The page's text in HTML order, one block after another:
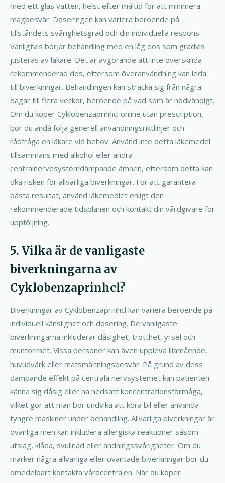
med ett glas vatten, helst efter måltid för att minimera
magbesvär. Doseringen kan variera beroende på
tillståndets svårighetsgrad och din individuella respons.
Vanligtvis börjar behandling med en låg dos som gradvis
justeras av läkare. Det är avgörande att inte överskrida
rekommenderad dos, eftersom överanvändning kan leda
till biverkningar. Behandlingen kan sträcka sig från några
dagar till flera veckor, beroende på vad som är nödvändigt.
Om du köper Cyklobenzaprinhcl online utan prescription,
bör du ändå följa generell användningsriktlinjer och
rådfråga en läkare vid behov. Använd inte detta läkemedel
tillsammans med alkohol eller andra
centralnervesystemdämpande ämnen, eftersom detta kan
öka risken för allvarliga biverkningar. För att garantera
bästa resultat, använd läkemedlet enligt den
rekommenderade tidsplanen och kontakt din vårdgivare för
uppföljning.
5. Vilka är de vanligaste
biverkningarna av
Cyklobenzaprinhcl?
Biverkningar av Cyklobenzaprinhcl kan variera beroende på
individuell känslighet och dosering. De vanligaste
biverkningarna inkluderar dåsighet, trötthet, yrsel och
muntorrhet. Vissa personer kan även uppleva illamående,
huvudvärk eller matsmältningsbesvär. På grund av dess
dämpande effekt på centrala nervsystemet kan patienten
känna sig dåsig eller ha nedsatt koncentrationsförmåga,
vilket gör att man bör undvika att köra bil eller använda
tyngre maskiner under behandling. Allvarliga biverkningar är
ovanliga men kan inkludera allergiska reaktioner såsom
utslag, klåda, svullnad eller andningssvårigheter. Om du
märker några allvarliga eller oväntade biverkningar bör du
omedelbart kontakta vårdcentralen. När du köper